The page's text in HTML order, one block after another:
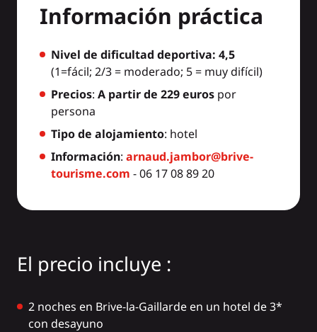
Información práctica
Nivel de dificultad deportiva: 4,5
(1=fácil; 2/3 = moderado; 5 = muy difícil)
Precios: A partir de 229 euros por
persona
Tipo de alojamiento: hotel
Información: arnaud.jambor@brive-
tourisme.com - 06 17 08 89 20
El precio incluye :
2 noches en Brive-la-Gaillarde en un hotel de 3*
con desayuno